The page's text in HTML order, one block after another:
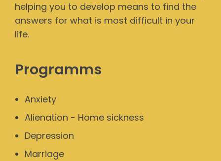
helping you to develop means to find the
answers for what is most difficult in your
life.
Programms
Anxiety
Alienation - Home sickness
Depression
Marriage